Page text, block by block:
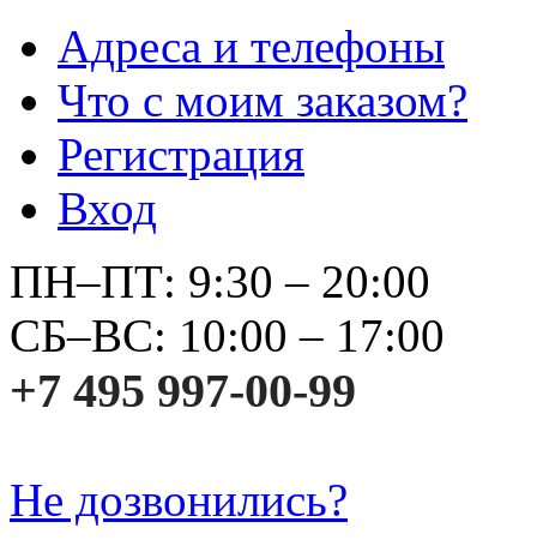
Адреса и телефоны
Что с моим заказом?
Регистрация
Вход
ПН–ПТ: 9:30 – 20:00
СБ–ВС: 10:00 – 17:00
+7 495 997-00-99
Не дозвонились?